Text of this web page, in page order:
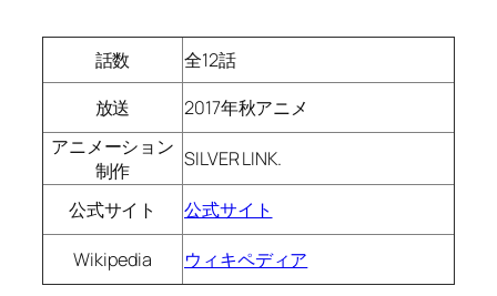
話数
全12話
放送
2017年秋アニメ
アニメーション
制作
SILVER LINK.
公式サイト 公式サイト
Wikipedia ウィキペディア